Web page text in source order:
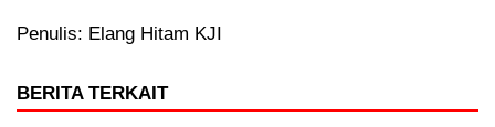
Penulis: Elang Hitam KJI
BERITA TERKAIT